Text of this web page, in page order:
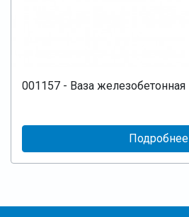
001157 - Ваза железобетонная
Подробнее